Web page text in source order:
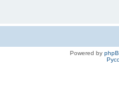
Powered by